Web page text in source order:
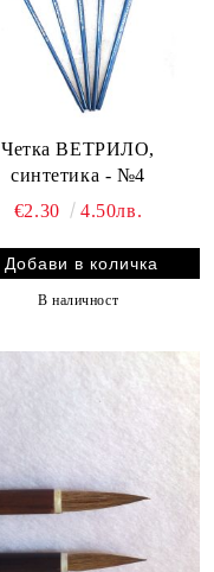
Четка ВЕТРИЛО,
синтетика - №4
€2.30
4.50лв.
В наличност